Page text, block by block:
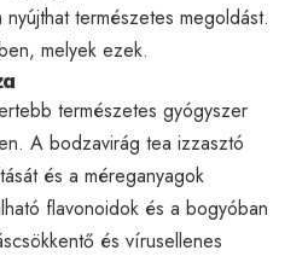
természetes megoldást.
melyek ezek.
természetes gyógyszer
A bodzavirág tea izzasztó
és a méreganyagok
flavonoidok és a bogyóban
és vírusellenes